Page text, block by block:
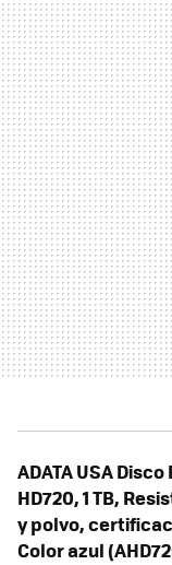
ADATA USA
HD720, 1 TB,
y polvo,
Color azul